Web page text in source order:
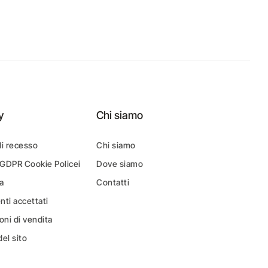
recesso
Cookie Policei
accettati
di vendita
sito
Chi siamo
Chi siamo
Dove siamo
Contatti